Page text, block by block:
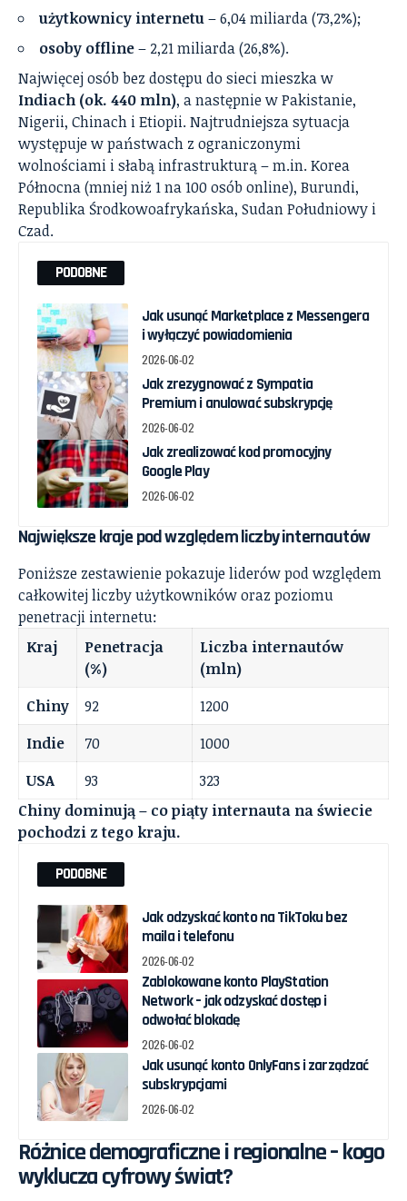
użytkownicy internetu– 6,04 miliarda (73,2%);
osoby offline– 2,21 miliarda (26,8%).
Najwięcej osób bez dostępu do sieci mieszka w
Indiach (ok. 440 mln), a następnie w Pakistanie,
Nigerii, Chinach i Etiopii. Najtrudniejsza sytuacja
występuje w państwach z ograniczonymi
wolnościami i słabą infrastrukturą – m.in. Korea
Północna (mniej niż 1 na 100 osób online), Burundi,
Republika Środkowoafrykańska, Sudan Południowy i
Czad.
PODOBNE
Jak usunąć Marketplace z Messengera
i wyłączyć powiadomienia
2026-06-02
Jak zrezygnować z Sympatia
Premium i anulować subskrypcję
2026-06-02
Jak zrealizować kod promocyjny
Google Play
2026-06-02
Największe kraje pod względem liczby internautów
Poniższe zestawienie pokazuje liderów pod względem
całkowitej liczby użytkowników oraz poziomu
penetracji internetu:
Kraj
Penetracja
(%)
Liczba internautów
(mln)
Chiny
92
1200
Indie
70
1000
USA
93
323
Chiny dominują – co piąty internauta na świecie
pochodzi z tego kraju.
PODOBNE
Jak odzyskać konto na TikToku bez
maila i telefonu
2026-06-02
Zablokowane konto PlayStation
Network – jak odzyskać dostęp i
odwołać blokadę
2026-06-02
Jak usunąć konto OnlyFans i zarządzać
subskrypcjami
2026-06-02
Różnice demograficzne i regionalne – kogo
wyklucza cyfrowy świat?